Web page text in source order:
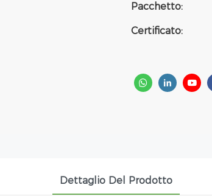
Pacchetto:
Certificato:
Dettaglio Del Prodotto